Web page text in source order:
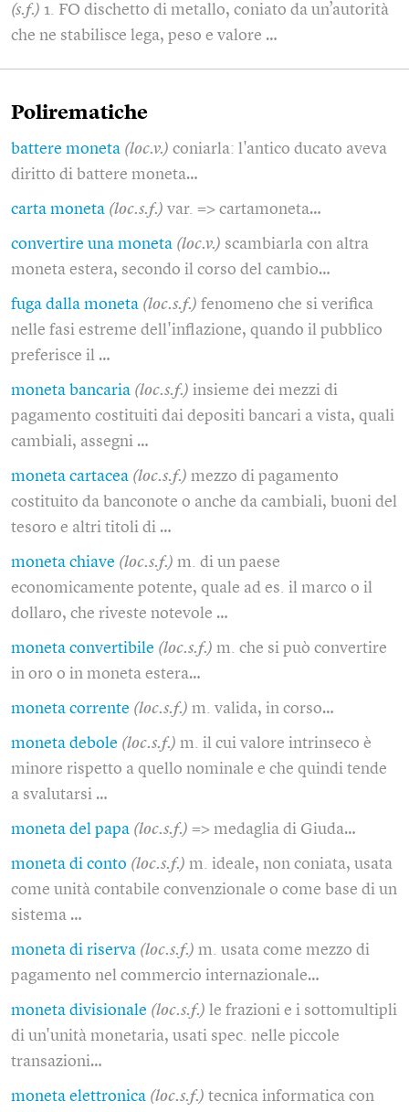
(s.f.) 1. FO dischetto di metallo, coniato da un’autorità
che ne stabilisce lega, peso e valore …
Polirematiche
battere moneta (loc.v.) coniarla: l'antico ducato aveva
diritto di battere moneta…
carta moneta (loc.s.f.) var. => cartamoneta…
convertire una moneta (loc.v.) scambiarla con altra
moneta estera, secondo il corso del cambio…
fuga dalla moneta (loc.s.f.) fenomeno che si verifica
nelle fasi estreme dell'inflazione, quando il pubblico
preferisce il …
moneta bancaria (loc.s.f.) insieme dei mezzi di
pagamento costituiti dai depositi bancari a vista, quali
cambiali, assegni …
moneta cartacea (loc.s.f.) mezzo di pagamento
costituito da banconote o anche da cambiali, buoni del
tesoro e altri titoli di …
moneta chiave (loc.s.f.) m. di un paese
economicamente potente, quale ad es. il marco o il
dollaro, che riveste notevole …
moneta convertibile (loc.s.f.) m. che si può convertire
in oro o in moneta estera…
moneta corrente (loc.s.f.) m. valida, in corso…
moneta debole (loc.s.f.) m. il cui valore intrinseco è
minore rispetto a quello nominale e che quindi tende
a svalutarsi …
moneta del papa (loc.s.f.) => medaglia di Giuda…
moneta di conto (loc.s.f.) m. ideale, non coniata, usata
come unità contabile convenzionale o come base di un
sistema …
moneta di riserva (loc.s.f.) m. usata come mezzo di
pagamento nel commercio internazionale…
moneta divisionale (loc.s.f.) le frazioni e i sottomultipli
di un'unità monetaria, usati spec. nelle piccole
transazioni…
moneta elettronica (loc.s.f.) tecnica informatica con